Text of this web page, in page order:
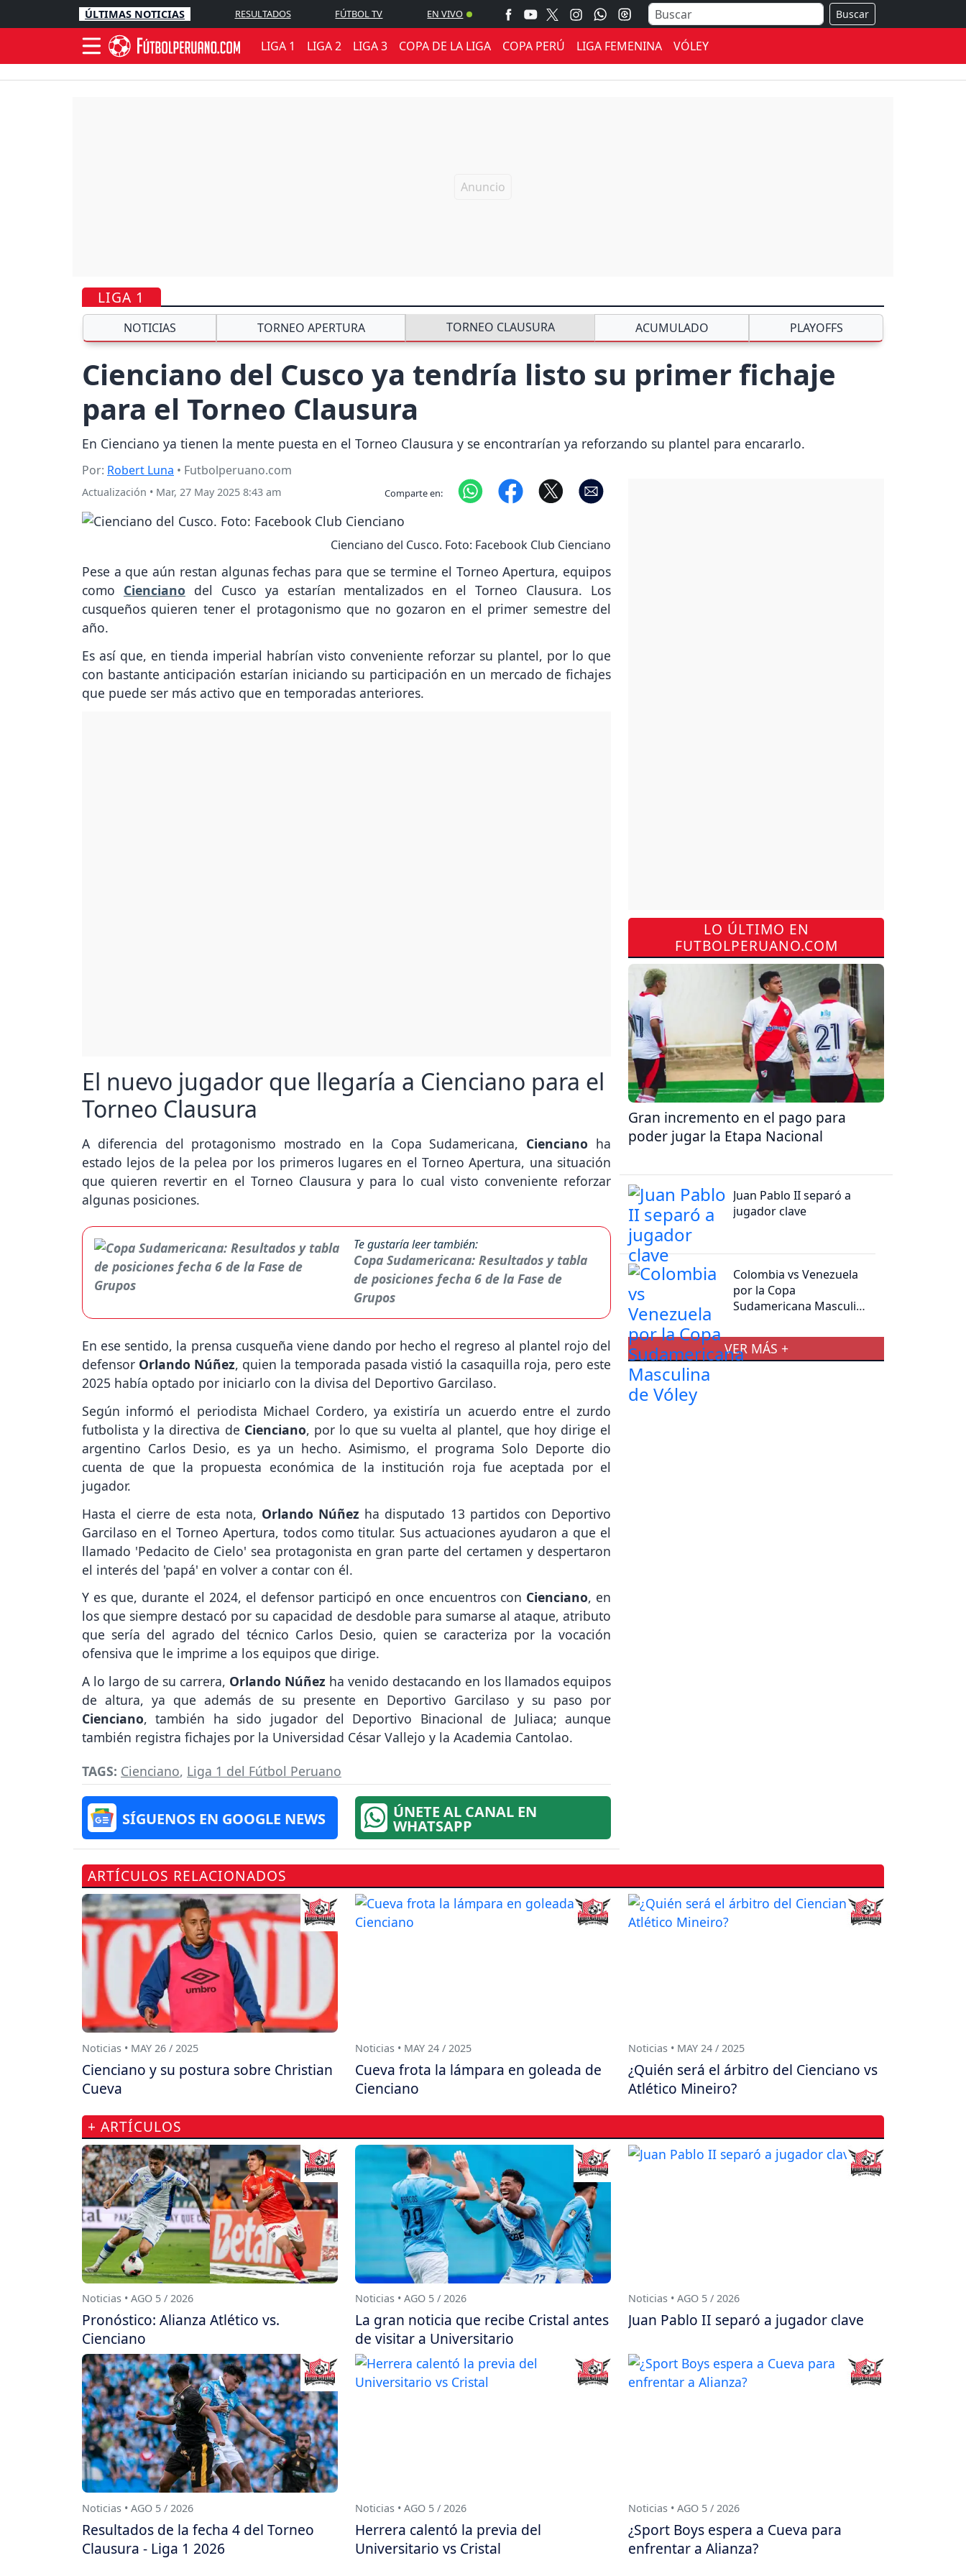
ÚLTIMAS NOTICIAS RESULTADOS FÚTBOL TV EN VIVO Buscar
LIGA 1 LIGA 2 LIGA 3 COPA DE LA LIGA COPA PERÚ LIGA FEMENINA VÓLEY
LIGA 1
NOTICIAS TORNEO APERTURA TORNEO CLAUSURA ACUMULADO PLAYOFFS
Cienciano del Cusco ya tendría listo su primer fichaje
para el Torneo Clausura
En Cienciano ya tienen la mente puesta en el Torneo Clausura y se encontrarían ya reforzando su plantel para encararlo.
Por: Robert Luna • Futbolperuano.com
Actualización • Mar, 27 May 2025 8:43 am Comparte en:
Cienciano del Cusco. Foto: Facebook Club Cienciano
Pese a que aún restan algunas fechas para que se termine el Torneo Apertura, equipos
como Cienciano del Cusco ya estarían mentalizados en el Torneo Clausura. Los
cusqueños quieren tener el protagonismo que no gozaron en el primer semestre del
año.
Es así que, en tienda imperial habrían visto conveniente reforzar su plantel, por lo que
con bastante anticipación estarían iniciando su participación en un mercado de fichajes
que puede ser más activo que en temporadas anteriores.
El nuevo jugador que llegaría a Cienciano para el
Torneo Clausura
A diferencia del protagonismo mostrado en la Copa Sudamericana, Cienciano ha
estado lejos de la pelea por los primeros lugares en el Torneo Apertura, una situación
que quieren revertir en el Torneo Clausura y para lo cual visto conveniente reforzar
algunas posiciones.
Te gustaría leer también:
Copa Sudamericana: Resultados y tabla
de posiciones fecha 6 de la Fase de
Grupos
En ese sentido, la prensa cusqueña viene dando por hecho el regreso al plantel rojo del
defensor Orlando Núñez, quien la temporada pasada vistió la casaquilla roja, pero este
2025 había optado por iniciarlo con la divisa del Deportivo Garcilaso.
Según informó el periodista Michael Cordero, ya existiría un acuerdo entre el zurdo
futbolista y la directiva de Cienciano, por lo que su vuelta al plantel, que hoy dirige el
argentino Carlos Desio, es ya un hecho. Asimismo, el programa Solo Deporte dio
cuenta de que la propuesta económica de la institución roja fue aceptada por el
jugador.
Hasta el cierre de esta nota, Orlando Núñez ha disputado 13 partidos con Deportivo
Garcilaso en el Torneo Apertura, todos como titular. Sus actuaciones ayudaron a que el
llamado 'Pedacito de Cielo' sea protagonista en gran parte del certamen y despertaron
el interés del 'papá' en volver a contar con él.
Y es que, durante el 2024, el defensor participó en once encuentros con Cienciano, en
los que siempre destacó por su capacidad de desdoble para sumarse al ataque, atributo
que sería del agrado del técnico Carlos Desio, quien se caracteriza por la vocación
ofensiva que le imprime a los equipos que dirige.
A lo largo de su carrera, Orlando Núñez ha venido destacando en los llamados equipos
de altura, ya que además de su presente en Deportivo Garcilaso y su paso por
Cienciano, también ha sido jugador del Deportivo Binacional de Juliaca; aunque
también registra fichajes por la Universidad César Vallejo y la Academia Cantolao.
TAGS: Cienciano, Liga 1 del Fútbol Peruano
SÍGUENOS EN GOOGLE NEWS ÚNETE AL CANAL EN
WHATSAPP
LO ÚLTIMO EN
FUTBOLPERUANO.COM
Gran incremento en el pago para
poder jugar la Etapa Nacional
Juan Pablo II separó a
jugador clave
Colombia vs Venezuela
por la Copa
Sudamericana Masculina
VER MÁS +
ARTÍCULOS RELACIONADOS
Noticias • MAY 26 / 2025
Cienciano y su postura sobre Christian
Cueva
Noticias • MAY 24 / 2025
Cueva frota la lámpara en goleada de
Cienciano
Noticias • MAY 24 / 2025
¿Quién será el árbitro del Cienciano vs
Atlético Mineiro?
+ ARTÍCULOS
Noticias • AGO 5 / 2026
Pronóstico: Alianza Atlético vs.
Cienciano
Noticias • AGO 5 / 2026
La gran noticia que recibe Cristal antes
de visitar a Universitario
Noticias • AGO 5 / 2026
Juan Pablo II separó a jugador clave
Noticias • AGO 5 / 2026
Resultados de la fecha 4 del Torneo
Clausura - Liga 1 2026
Noticias • AGO 5 / 2026
Herrera calentó la previa del
Universitario vs Cristal
Noticias • AGO 5 / 2026
¿Sport Boys espera a Cueva para
enfrentar a Alianza?